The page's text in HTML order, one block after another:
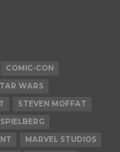
COMIC-CON
WARS
STEVEN MOFFAT
MARVEL STUDIOS